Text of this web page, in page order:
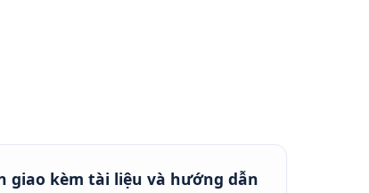
giao kèm tài liệu và hướng dẫn